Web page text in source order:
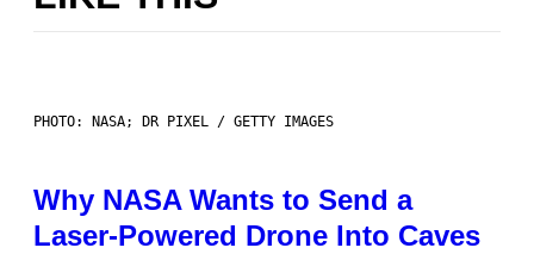
PHOTO: NASA; DR PIXEL / GETTY IMAGES
Why NASA Wants to Send a
Laser-Powered Drone Into Caves